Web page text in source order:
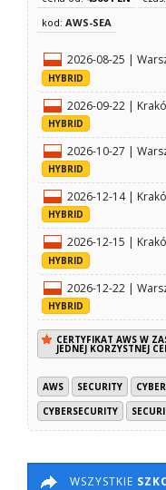
kod:AWS-SEA
2026-08-25 |
HYBRID
2026-09-22 |
HYBRID
2026-10-27 |
HYBRID
2026-12-14 |
HYBRID
2026-12-15 |
HYBRID
2026-12-22 |
HYBRID
CERTYFIKAT AWS W
JEDNEJ KORZYSTNEJ
AWS SECURITY
CYBERSECURITY
WSZYSTKIE